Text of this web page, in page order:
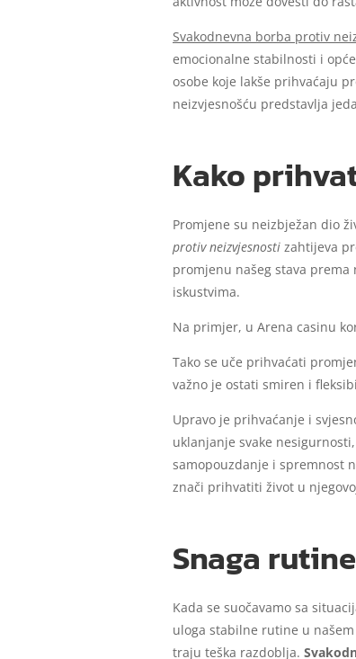
Svakodnevna borba protiv
emocionalne stabilnosti i
osobe koje lakše prihvaćaju
neizvjesnošću predstavlja
Kako
Promjene su neizbježan dio
protiv neizvjesnosti zahtijeva
promjenu našeg stava
iskustvima.
Na primjer, u Arena casinu
Tako se uče prihvaćati
važno je ostati smiren i
Upravo je prihvaćanje i
uklanjanje svake
samopouzdanje i spremnost
znači prihvatiti život u
Snaga
Kada se suočavamo sa
uloga stabilne rutine u
traju teška razdoblja.